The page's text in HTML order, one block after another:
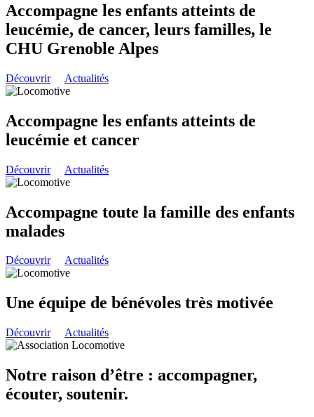
Accompagne les enfants atteints de
leucémie, de cancer, leurs familles, le
CHU Grenoble Alpes
Découvrir Actualités
Accompagne les enfants atteints de
leucémie et cancer
Découvrir Actualités
Accompagne toute la famille des enfants
malades
Découvrir Actualités
Une équipe de bénévoles très motivée
Découvrir Actualités
Notre raison d’être : accompagner,
écouter, soutenir.